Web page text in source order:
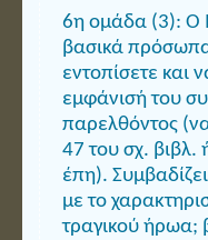
6η ομάδα (3): Ο
βασικά
εντοπίσετε και
εμφάνισή του
παρελθόντος
47 του σχ. βιβλ.
έπη).
με το
τραγικού ήρωα;